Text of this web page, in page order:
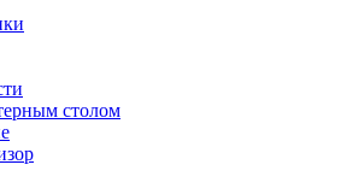
столом